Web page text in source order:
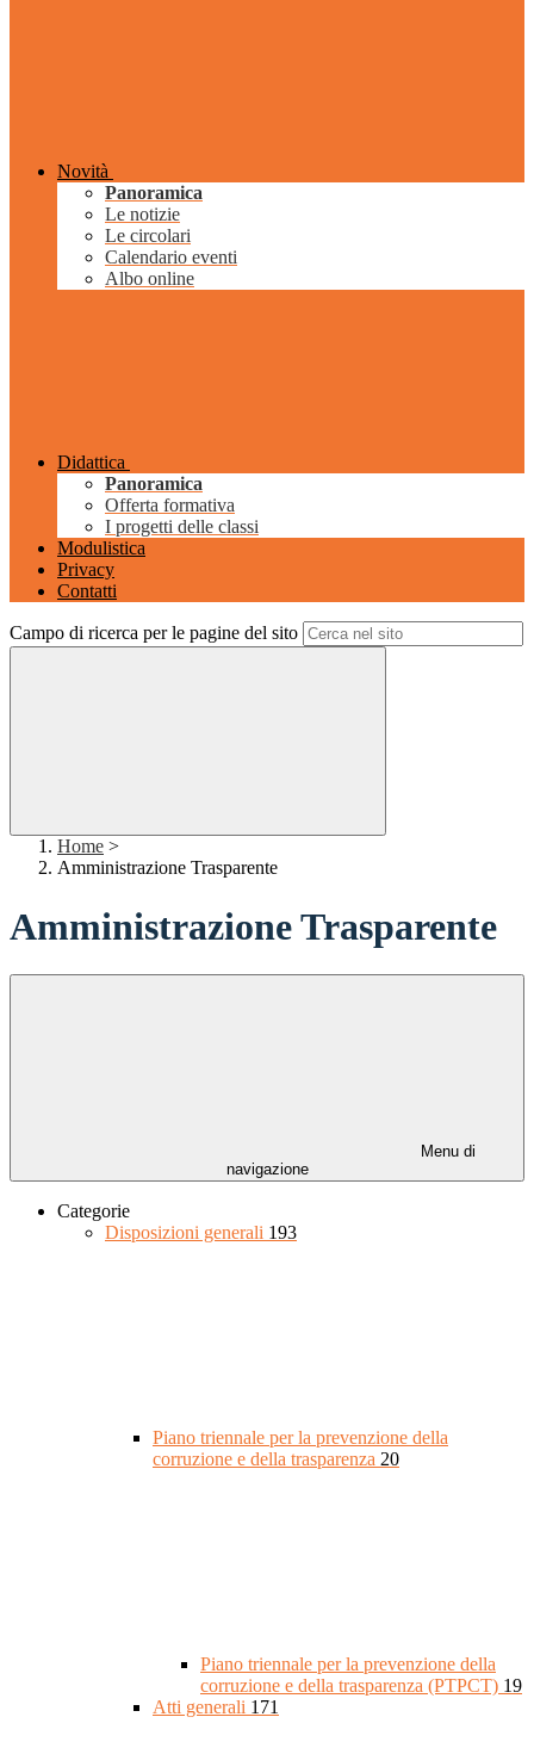
Novità
Panoramica
Le notizie
Le circolari
Calendario eventi
Albo online
Didattica
Panoramica
Offerta formativa
I progetti delle classi
Modulistica
Privacy
Contatti
Campo di ricerca per le pagine del sito
Home >
Amministrazione Trasparente
Amministrazione Trasparente
Menu di
navigazione
Categorie
Disposizioni generali 193
Piano triennale per la prevenzione della
corruzione e della trasparenza 20
Piano triennale per la prevenzione della
corruzione e della trasparenza (PTPCT) 19
Atti generali 171